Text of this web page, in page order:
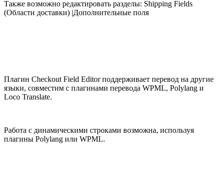
Также возможно редактировать разделы: Shipping Fields
(Области доставки) |Дополнительные поля
Плагин Checkout Field Editor поддерживает перевод на другие
языки, совместим с плагинами перевода WPML, Polylang и
Loco Translate.
Работа с динамическими строками возможна, используя
плагины Polylang или WPML.